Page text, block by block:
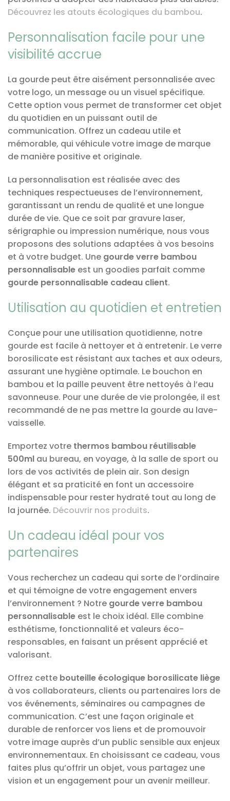
Découvrez les atouts écologiques du bambou.
Personnalisation facile pour une
visibilité accrue
La gourde peut être aisément personnalisée avec
votre logo, un message ou un visuel spécifique.
Cette option vous permet de transformer cet objet
du quotidien en un puissant outil de
communication. Offrez un cadeau utile et
mémorable, qui véhicule votre image de marque
de manière positive et originale.
La personnalisation est réalisée avec des
techniques respectueuses de l’environnement,
garantissant un rendu de qualité et une longue
durée de vie. Que ce soit par gravure laser,
sérigraphie ou impression numérique, nous vous
proposons des solutions adaptées à vos besoins
et à votre budget. Une gourde verre bambou
personnalisable est un goodies parfait comme
gourde personnalisable cadeau client.
Utilisation au quotidien et entretien
Conçue pour une utilisation quotidienne, notre
gourde est facile à nettoyer et à entretenir. Le verre
borosilicate est résistant aux taches et aux odeurs,
assurant une hygiène optimale. Le bouchon en
bambou et la paille peuvent être nettoyés à l’eau
savonneuse. Pour une durée de vie prolongée, il est
recommandé de ne pas mettre la gourde au lave-
vaisselle.
Emportez votre thermos bambou réutilisable
500ml au bureau, en voyage, à la salle de sport ou
lors de vos activités de plein air. Son design
élégant et sa praticité en font un accessoire
indispensable pour rester hydraté tout au long de
la journée. Découvrir nos produits.
Un cadeau idéal pour vos
partenaires
Vous recherchez un cadeau qui sorte de l’ordinaire
et qui témoigne de votre engagement envers
l’environnement ? Notre gourde verre bambou
personnalisable est le choix idéal. Elle combine
esthétisme, fonctionnalité et valeurs éco-
responsables, en faisant un présent apprécié et
valorisant.
Offrez cette bouteille écologique borosilicate liège
à vos collaborateurs, clients ou partenaires lors de
vos événements, séminaires ou campagnes de
communication. C’est une façon originale et
durable de renforcer vos liens et de promouvoir
votre image auprès d’un public sensible aux enjeux
environnementaux. En choisissant ce cadeau, vous
faites plus qu’offrir un objet, vous partagez une
vision et un engagement pour un avenir meilleur.